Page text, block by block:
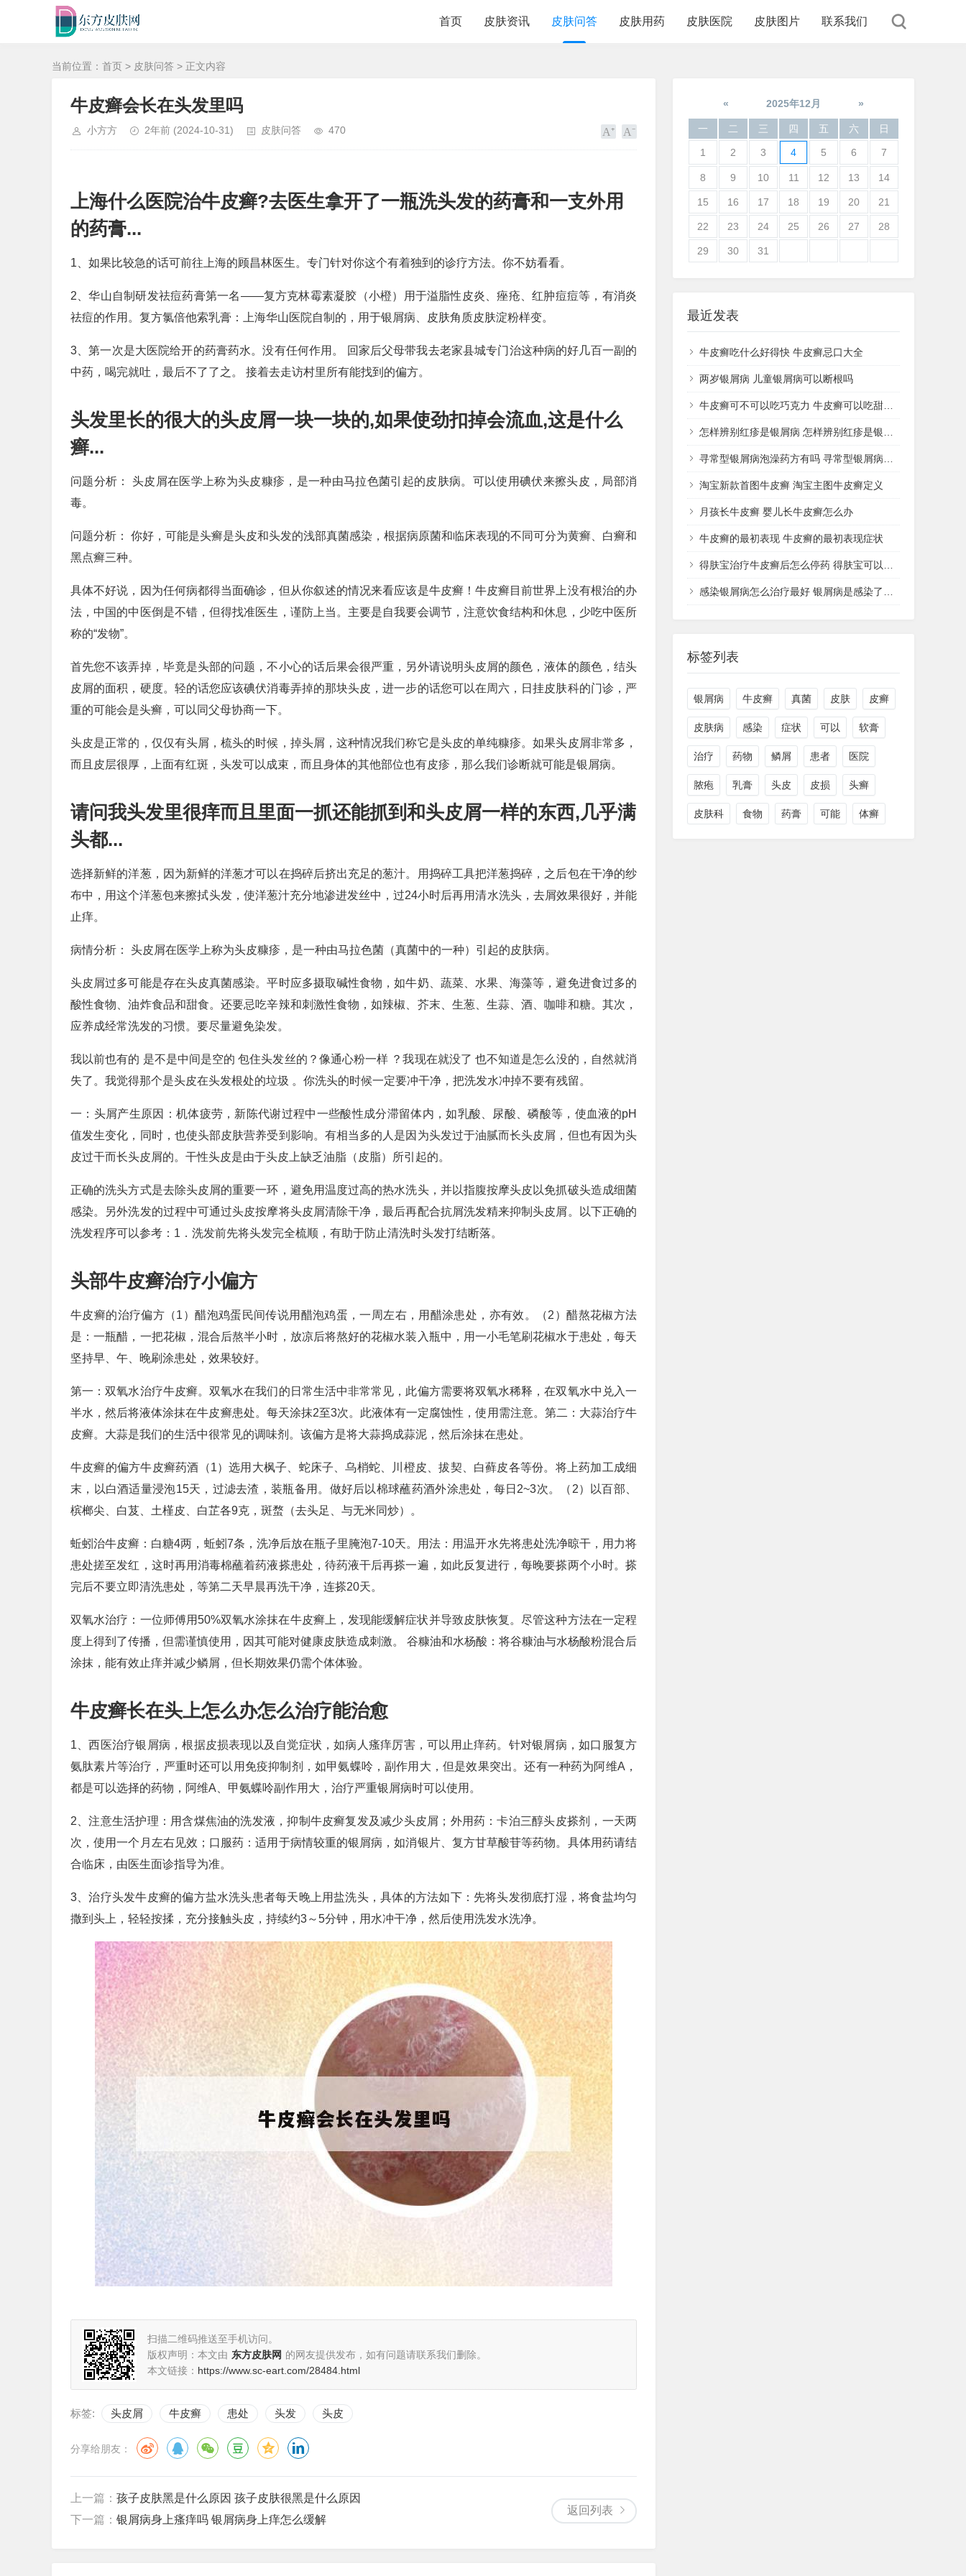
首页 皮肤资讯 皮肤问答 皮肤用药 皮肤医院 皮肤图片 联系我们
当前位置： 首页 > 皮肤问答 > 正文内容
牛皮癣会长在头发里吗
小方方 2年前 (2024-10-31) 皮肤问答 470
上海什么医院治牛皮癣?去医生拿开了一瓶洗头发的药膏和一支外用
的药膏...
1、如果比较急的话可前往上海的顾昌林医生。专门针对你这个有着独到的诊疗方法。你不妨看看。
2、华山自制研发祛痘药膏第一名——复方克林霉素凝胶（小橙）用于溢脂性皮炎、痤疮、红肿痘痘等，有消炎
祛痘的作用。复方氯倍他索乳膏：上海华山医院自制的，用于银屑病、皮肤角质皮肤淀粉样变。
3、第一次是大医院给开的药膏药水。没有任何作用。 回家后父母带我去老家县城专门治这种病的好几百一副的
中药，喝完就吐，最后不了了之。 接着去走访村里所有能找到的偏方。
头发里长的很大的头皮屑一块一块的,如果使劲扣掉会流血,这是什么
癣...
问题分析： 头皮屑在医学上称为头皮糠疹，是一种由马拉色菌引起的皮肤病。可以使用碘伏来擦头皮，局部消
毒。
问题分析： 你好，可能是头癣是头皮和头发的浅部真菌感染，根据病原菌和临床表现的不同可分为黄癣、白癣和
黑点癣三种。
具体不好说，因为任何病都得当面确诊，但从你叙述的情况来看应该是牛皮癣！牛皮癣目前世界上没有根治的办
法，中国的中医倒是不错，但得找准医生，谨防上当。主要是自我要会调节，注意饮食结构和休息，少吃中医所
称的“发物”。
首先您不该弄掉，毕竟是头部的问题，不小心的话后果会很严重，另外请说明头皮屑的颜色，液体的颜色，结头
皮屑的面积，硬度。轻的话您应该碘伏消毒弄掉的那块头皮，进一步的话您可以在周六，日挂皮肤科的门诊，严
重的可能会是头癣，可以同父母协商一下。
头皮是正常的，仅仅有头屑，梳头的时候，掉头屑，这种情况我们称它是头皮的单纯糠疹。如果头皮屑非常多，
而且皮层很厚，上面有红斑，头发可以成束，而且身体的其他部位也有皮疹，那么我们诊断就可能是银屑病。
请问我头发里很痒而且里面一抓还能抓到和头皮屑一样的东西,几乎满
头都...
选择新鲜的洋葱，因为新鲜的洋葱才可以在捣碎后挤出充足的葱汁。用捣碎工具把洋葱捣碎，之后包在干净的纱
布中，用这个洋葱包来擦拭头发，使洋葱汁充分地渗进发丝中，过24小时后再用清水洗头，去屑效果很好，并能
止痒。
病情分析： 头皮屑在医学上称为头皮糠疹，是一种由马拉色菌（真菌中的一种）引起的皮肤病。
头皮屑过多可能是存在头皮真菌感染。平时应多摄取碱性食物，如牛奶、蔬菜、水果、海藻等，避免进食过多的
酸性食物、油炸食品和甜食。还要忌吃辛辣和刺激性食物，如辣椒、芥末、生葱、生蒜、酒、咖啡和糖。其次，
应养成经常洗发的习惯。要尽量避免染发。
我以前也有的 是不是中间是空的 包住头发丝的？像通心粉一样 ？我现在就没了 也不知道是怎么没的，自然就消
失了。我觉得那个是头皮在头发根处的垃圾 。你洗头的时候一定要冲干净，把洗发水冲掉不要有残留。
一：头屑产生原因：机体疲劳，新陈代谢过程中一些酸性成分滞留体内，如乳酸、尿酸、磷酸等，使血液的pH
值发生变化，同时，也使头部皮肤营养受到影响。有相当多的人是因为头发过于油腻而长头皮屑，但也有因为头
皮过干而长头皮屑的。干性头皮是由于头皮上缺乏油脂（皮脂）所引起的。
正确的洗头方式是去除头皮屑的重要一环，避免用温度过高的热水洗头，并以指腹按摩头皮以免抓破头造成细菌
感染。另外洗发的过程中可通过头皮按摩将头皮屑清除干净，最后再配合抗屑洗发精来抑制头皮屑。以下正确的
洗发程序可以参考：1．洗发前先将头发完全梳顺，有助于防止清洗时头发打结断落。
头部牛皮癣治疗小偏方
牛皮癣的治疗偏方（1）醋泡鸡蛋民间传说用醋泡鸡蛋，一周左右，用醋涂患处，亦有效。（2）醋熬花椒方法
是：一瓶醋，一把花椒，混合后熬半小时，放凉后将熬好的花椒水装入瓶中，用一小毛笔刷花椒水于患处，每天
坚持早、午、晚刷涂患处，效果较好。
第一：双氧水治疗牛皮癣。双氧水在我们的日常生活中非常常见，此偏方需要将双氧水稀释，在双氧水中兑入一
半水，然后将液体涂抹在牛皮癣患处。每天涂抹2至3次。此液体有一定腐蚀性，使用需注意。第二：大蒜治疗牛
皮癣。大蒜是我们的生活中很常见的调味剂。该偏方是将大蒜捣成蒜泥，然后涂抹在患处。
牛皮癣的偏方牛皮癣药酒（1）选用大枫子、蛇床子、乌梢蛇、川橙皮、拔契、白藓皮各等份。将上药加工成细
末，以白酒适量浸泡15天，过滤去渣，装瓶备用。做好后以棉球蘸药酒外涂患处，每日2~3次。（2）以百部、
槟榔尖、白芨、土槿皮、白芷各9克，斑蝥（去头足、与无米同炒）。
蚯蚓治牛皮癣：白糖4两，蚯蚓7条，洗净后放在瓶子里腌泡7-10天。用法：用温开水先将患处洗净晾干，用力将
患处搓至发红，这时再用消毒棉蘸着药液搽患处，待药液干后再搽一遍，如此反复进行，每晚要搽两个小时。搽
完后不要立即清洗患处，等第二天早晨再洗干净，连搽20天。
双氧水治疗：一位师傅用50%双氧水涂抹在牛皮癣上，发现能缓解症状并导致皮肤恢复。尽管这种方法在一定程
度上得到了传播，但需谨慎使用，因其可能对健康皮肤造成刺激。 谷糠油和水杨酸：将谷糠油与水杨酸粉混合后
涂抹，能有效止痒并减少鳞屑，但长期效果仍需个体体验。
牛皮癣长在头上怎么办怎么治疗能治愈
1、西医治疗银屑病，根据皮损表现以及自觉症状，如病人瘙痒厉害，可以用止痒药。针对银屑病，如口服复方
氨肽素片等治疗，严重时还可以用免疫抑制剂，如甲氨蝶呤，副作用大，但是效果突出。还有一种药为阿维A，
都是可以选择的药物，阿维A、甲氨蝶呤副作用大，治疗严重银屑病时可以使用。
2、注意生活护理：用含煤焦油的洗发液，抑制牛皮癣复发及减少头皮屑；外用药：卡泊三醇头皮搽剂，一天两
次，使用一个月左右见效；口服药：适用于病情较重的银屑病，如消银片、复方甘草酸苷等药物。具体用药请结
合临床，由医生面诊指导为准。
3、治疗头发牛皮癣的偏方盐水洗头患者每天晚上用盐洗头，具体的方法如下：先将头发彻底打湿，将食盐均匀
撒到头上，轻轻按揉，充分接触头皮，持续约3～5分钟，用水冲干净，然后使用洗发水洗净。
扫描二维码推送至手机访问。
版权声明：本文由 东方皮肤网 的网友提供发布，如有问题请联系我们删除。
本文链接： https://www.sc-eart.com/28484.html
标签: 头皮屑 牛皮癣 患处 头发 头皮
分享给朋友：
返回列表
上一篇： 孩子皮肤黑是什么原因 孩子皮肤很黑是什么原因
下一篇： 银屑病身上瘙痒吗 银屑病身上痒怎么缓解
« 2025年12月 »
一 二 三 四 五 六 日
1 2 3 4 5 6 7
8 9 10 11 12 13 14
15 16 17 18 19 20 21
22 23 24 25 26 27 28
29 30 31
最近发表
牛皮癣吃什么好得快 牛皮癣忌口大全
两岁银屑病 儿童银屑病可以断根吗
牛皮癣可不可以吃巧克力 牛皮癣可以吃甜品吗
怎样辨别红疹是银屑病 怎样辨别红疹是银屑病还是湿疹
寻常型银屑病泡澡药方有吗 寻常型银屑病用什么药洗
淘宝新款首图牛皮癣 淘宝主图牛皮癣定义
月孩长牛皮癣 婴儿长牛皮癣怎么办
牛皮癣的最初表现 牛皮癣的最初表现症状
得肤宝治疗牛皮癣后怎么停药 得肤宝可以治疗湿疹吗
感染银屑病怎么治疗最好 银屑病是感染了什么病菌
标签列表
银屑病 牛皮癣 真菌 皮肤 皮癣
皮肤病 感染 症状 可以 软膏
治疗 药物 鳞屑 患者 医院
脓疱 乳膏 头皮 皮损 头癣
皮肤科 食物 药膏 可能 体癣